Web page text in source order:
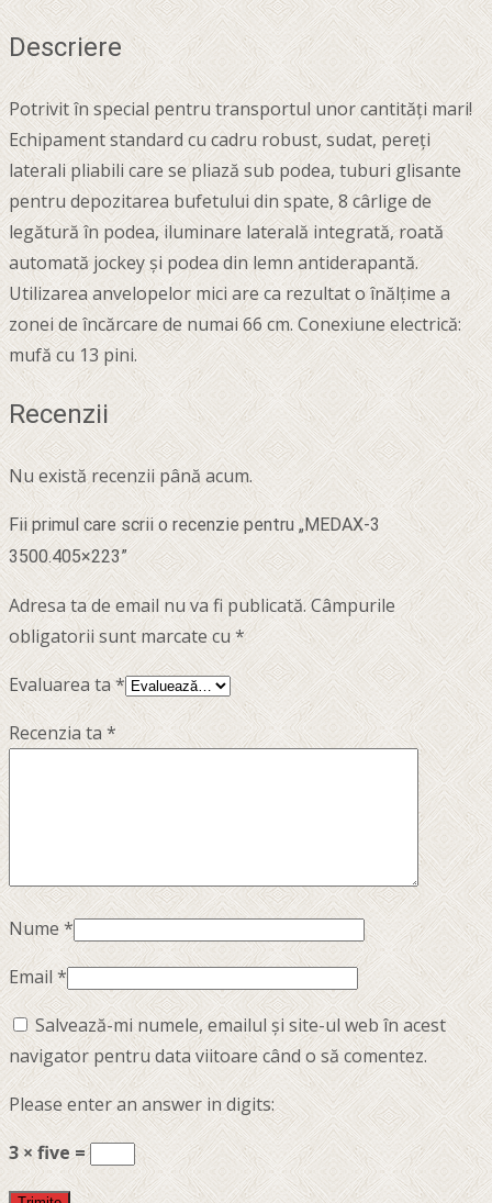
Descriere
Potrivit în special pentru transportul unor cantități mari!
Echipament standard cu cadru robust, sudat, pereți
laterali pliabili care se pliază sub podea, tuburi glisante
pentru depozitarea bufetului din spate, 8 cârlige de
legătură în podea, iluminare laterală integrată, roată
automată jockey și podea din lemn antiderapantă.
Utilizarea anvelopelor mici are ca rezultat o înălțime a
zonei de încărcare de numai 66 cm. Conexiune electrică:
mufă cu 13 pini.
Recenzii
Nu există recenzii până acum.
Fii primul care scrii o recenzie pentru „MEDAX-3
3500.405×223”
Adresa ta de email nu va fi publicată.Câmpurile
obligatorii sunt marcate cu*
Evaluarea ta*
Recenzia ta *
Nume*
Email*
Salvează-mi numele, emailul și site-ul web în acest
navigator pentru data viitoare când o să comentez.
Please enter an answer in digits:
3 × five =